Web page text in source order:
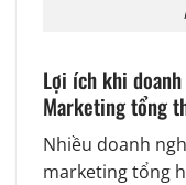
Lợi ích khi
Marketing tổng
Nhiều doanh
marketing tổng